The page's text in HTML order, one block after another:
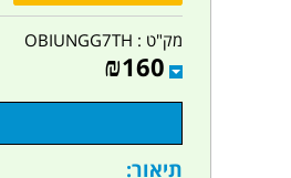
מק"ט : OBIUNGG7TH
₪160
תיאור: